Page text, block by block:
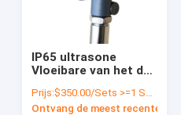
IP65 ultrasone
Vloeibare van het de
van de
Turbinestroom de
Prijs:$350.00/Sets >=1 Sets
Ontvang de meest recente